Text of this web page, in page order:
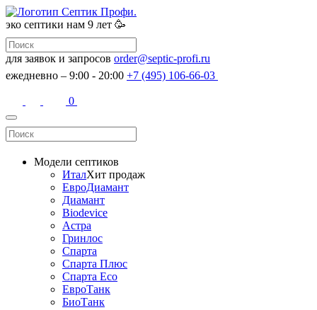
эко септики нам 9 лет 🥳
для заявок и запросов order@septic-profi.ru
ежедневно – 9:00 - 20:00 +7 (495) 106-66-03
0
Модели септиков
ИталХит продаж
ЕвроДиамант
Диамант
Biodevice
Астра
Гринлос
Спарта
Спарта Плюс
Спарта Eco
ЕвроТанк
БиоТанк